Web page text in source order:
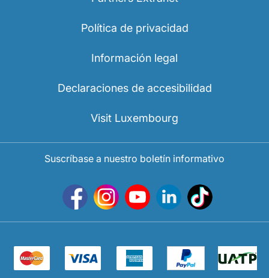
Política de privacidad
Información legal
Declaraciones de accesibilidad
Visit Luxembourg
Suscríbase a nuestro boletín informativo